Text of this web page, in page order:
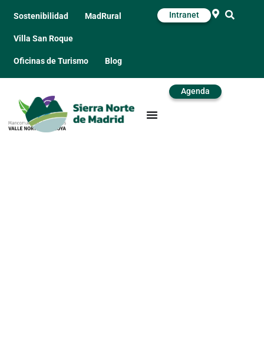
Sostenibilidad MadRural
Villa San Roque
Oficinas de Turismo Blog
Intranet
Agenda